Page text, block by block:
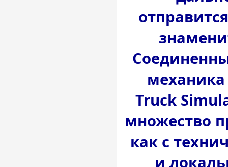
механика
Truck
множество
как с
и